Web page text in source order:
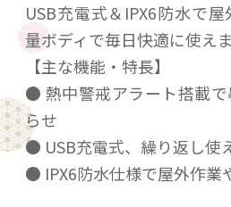
USB充電式＆IPX6防水で
量ボディで毎日快適に使えま
【主な機能・特長】
● 熱中警戒アラート搭載
らせ
● USB充電式、繰り返し使
● IPX6防水仕様で屋外作業